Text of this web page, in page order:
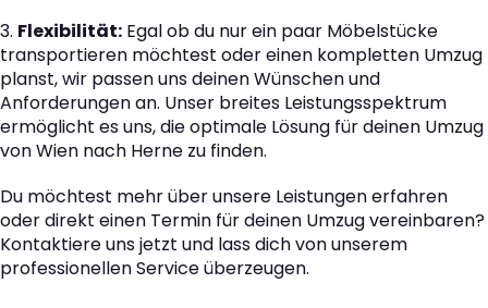
3. Flexibilität: Egal ob du nur ein paar Möbelstücke
transportieren möchtest oder einen kompletten Umzug
planst, wir passen uns deinen Wünschen und
Anforderungen an. Unser breites Leistungsspektrum
ermöglicht es uns, die optimale Lösung für deinen Umzug
von Wien nach Herne zu finden.
Du möchtest mehr über unsere Leistungen erfahren
oder direkt einen Termin für deinen Umzug vereinbaren?
Kontaktiere uns jetzt und lass dich von unserem
professionellen Service überzeugen.